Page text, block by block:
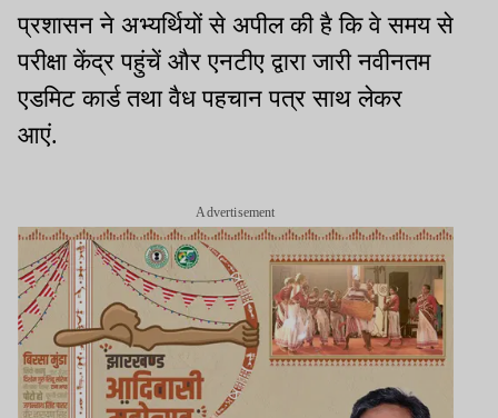
प्रशासन ने अभ्यर्थियों से अपील की है कि वे समय से
परीक्षा केंद्र पहुंचें और एनटीए द्वारा जारी नवीनतम
एडमिट कार्ड तथा वैध पहचान पत्र साथ लेकर
आएं.
Advertisement